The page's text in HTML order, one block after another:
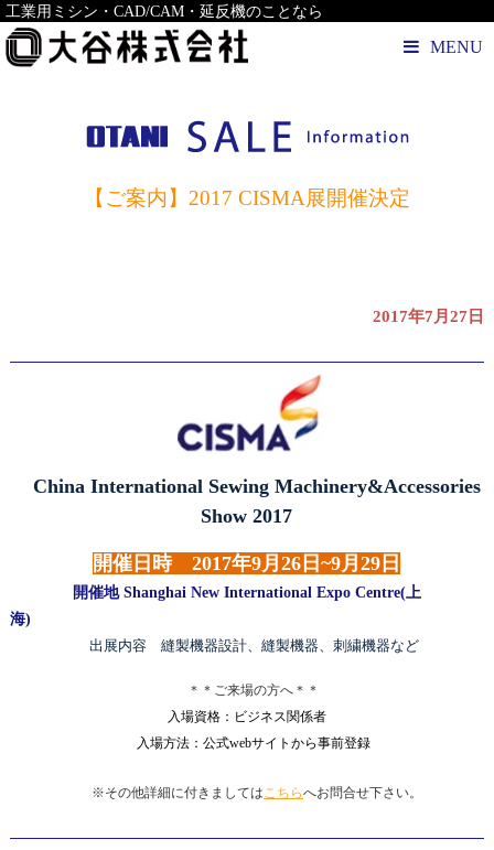
工業用ミシン・CAD/CAM・延反機のことなら
MENU
【ご案内】2017 CISMA展開催決定
2017年7月27日
China International Sewing Machinery&Accessories
Show 2017
開催日時 2017年9月26日~9月29日
開催地 Shanghai New International Expo Centre(上
海)
出展内容 縫製機器設計、縫製機器、刺繍機器など
＊＊ご来場の方へ＊＊
入場資格：ビジネス関係者
入場方法：公式webサイトから事前登録
※その他詳細に付きましてはこちらへお問合せ下さい。